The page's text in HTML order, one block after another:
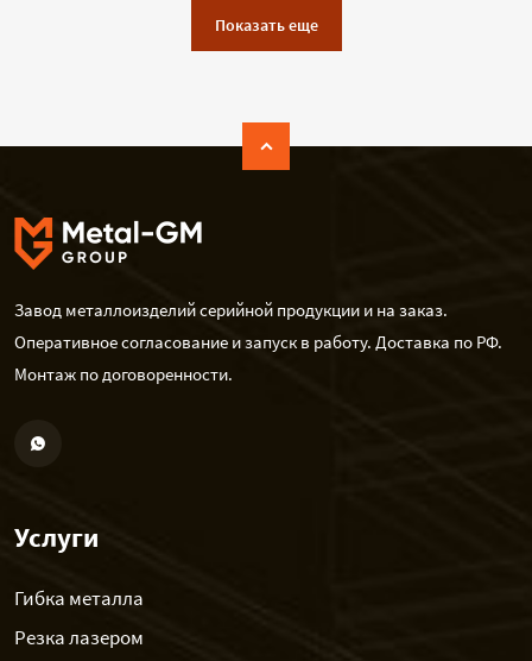
Показать еще
Завод металлоизделий серийной продукции и на заказ.
Оперативное согласование и запуск в работу. Доставка по РФ.
Монтаж по договоренности.
Услуги
Гибка металла
Резка лазером